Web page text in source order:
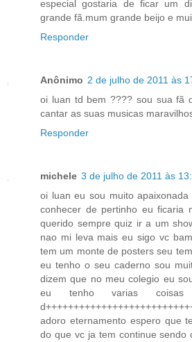
especial gostaria de ficar um
grande fã.mum grande beijo e
Responder
Anônimo 2 de julho de 2011 às
oi luan td bem ???? sou sua fã
cantar as suas musicas
Responder
michele 3 de julho de 2011 às
oi luan eu sou muito
conhecer de pertinho eu ficaria
querido sempre quiz ir a um
nao mi leva mais eu sigo vc
tem um monte de posters seu
eu tenho o seu caderno sou
dizem que no meu colegio eu
eu tenho varias
adoro eternamento espero que
do que vc ja tem continue sendo